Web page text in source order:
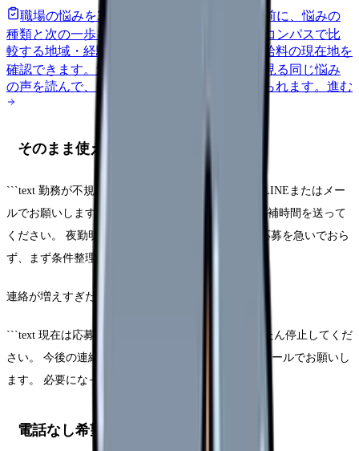
職場の悩みを30秒で診断
辞めるべきか迷う前に、悩みの
種類と次の一歩を整理します。
給料コンパスで比
較する地域・経験年数・施設形態から、今の給料の現在地を
確認できます。進む 匿名掲示板で本音を見る 同じ悩み
の声を読んで、今の職場だけの問題か確かめられます。 進む
そのまま使える文面
```text 勤務が不規則で電話に出にくいため、基本はLINEまたはメー
ルでお願いします。 電話が必要な場合は、事前に候補時間を送って
ください。 夜勤明けは電話に出られません。 今は応募を急いでおら
ず、まず条件整理と情報収集から始めたいです。 ```
連絡が増えすぎた時は、次のように止めます。
```text 現在は応募に進まないため、求人提案はいったん停止してくだ
さい。 今後の連絡は急ぎの内容以外、LINEまたはメールでお願いし
ます。 必要になったらこちらから連絡します。 ```
電話なし希望でも決めておきたい条件